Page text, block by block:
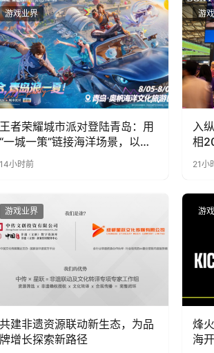
游戏业界
王者荣耀城市派对登陆青岛：用
“一城一策”链接海洋场景，以双
向奔赴带动夏日文旅
14小时前
游
入
相
21小
游戏业界
共建非遗资源联动新生态，为品
牌增长探索新路径
游
烽
海